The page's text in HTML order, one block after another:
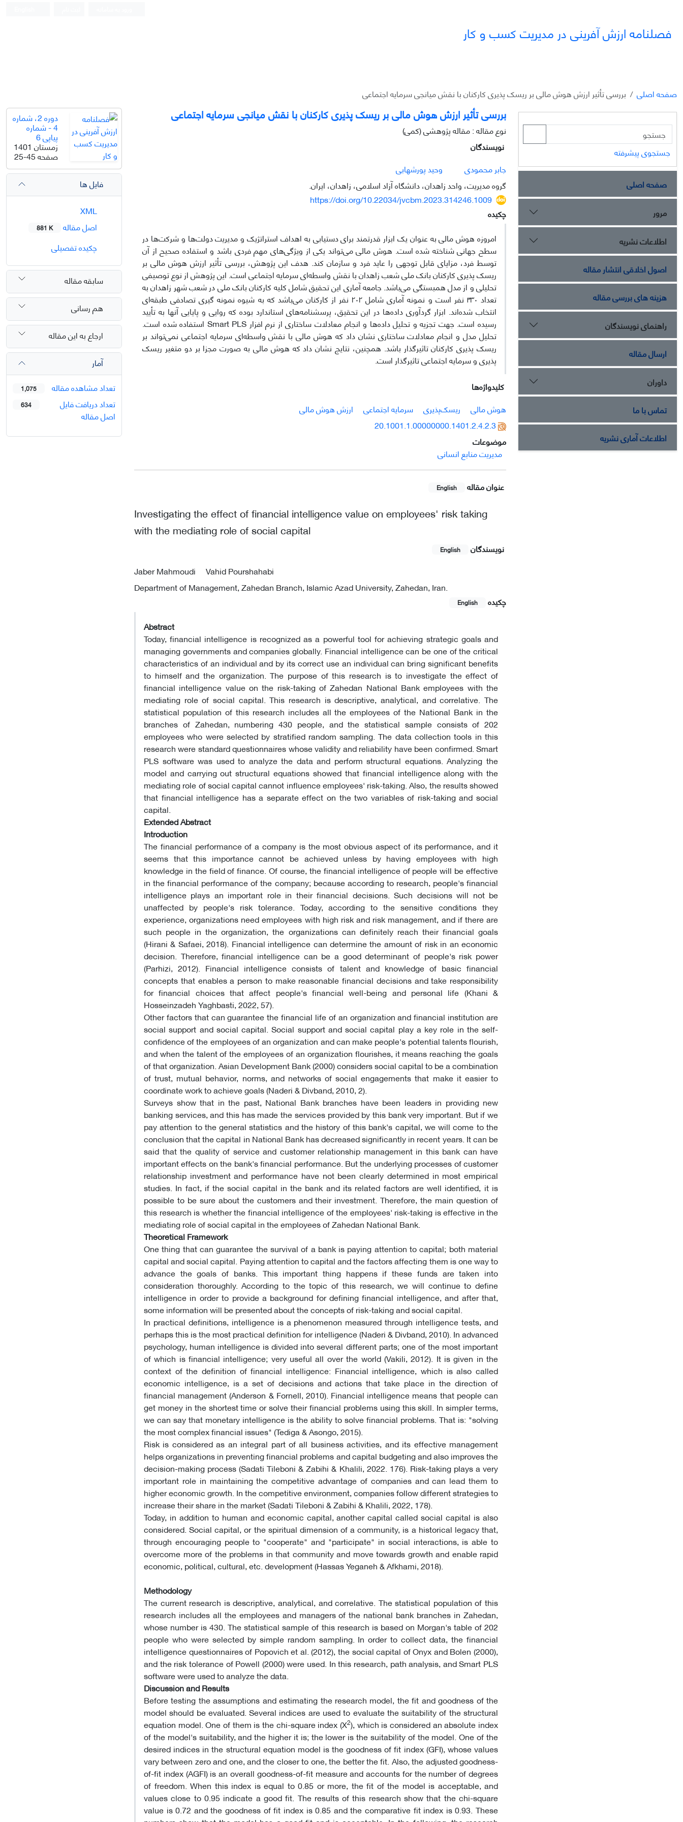
فصلنامه ارزش آفرینی در مدیریت کسب و کار
صفحه اصلی بررسی تأثیر ارزش هوش مالی بر ریسک پذیری کارکنان با نقش میانجی سرمایه اجتماعی
بررسی تأثیر ارزش هوش مالی بر ریسک پذیری کارکنان با نقش میانجی سرمایه اجتماعی
نوع مقاله : مقاله پژوهشی (کمی)
نویسندگان
جابر محمودی
وحید پورشهابی
گروه مدیریت، واحد زاهدان، دانشگاه آزاد اسلامی، زاهدان، ایران.
https://doi.org/10.22034/jvcbm.2023.314246.1009
چکیده
امروزه هوش مالی به عنوان یک ابزار قدرتمند برای دستیابی به اهداف استراتژیک و مدیریت دولت‌ها و شرکت‌ها در
سطح جهانی شناخته شده است. هوش مالی می‌تواند یکی از ویژگی‌های مهم فردی باشد و استفاده صحیح از آن
توسط فرد، مزایای قابل توجهی را عاید فرد و سازمان کند. هدف این پژوهش، بررسی تأثیر ارزش هوش مالی بر
ریسک پذیری کارکنان بانک ملی شعب زاهدان با نقش واسطه‌ای سرمایه اجتماعی است. این پژوهش از نوع توصیفی
تحلیلی و از مدل همبستگی می‌باشد. جامعه آماری این تحقیق شامل کلیه کارکنان بانک ملی در شعب شهر زاهدان به
تعداد ۴۳۰ نفر است و نمونه آماری شامل ۲۰۲ نفر از کارکنان می‌باشد که به شیوه نمونه گیری تصادفی طبقه‌ای
انتخاب شده‌اند. ابزار گردآوری داده‌ها در این تحقیق، پرسشنامه‌های استاندارد بوده که روایی و پایایی آنها به تأیید
رسیده است. جهت تجزیه و تحلیل داده‌ها و انجام معادلات ساختاری از نرم افزار Smart PLS استفاده شده است.
تحلیل مدل و انجام معادلات ساختاری نشان داد که هوش مالی با نقش واسطه‌ای سرمایه اجتماعی نمی‌تواند بر
ریسک پذیری کارکنان تاثیرگذار باشد. همچنین، نتایج نشان داد که هوش مالی به صورت مجزا بر دو متغیر ریسک
پذیری و سرمایه اجتماعی تاثیرگذار است.
کلیدواژه‌ها
هوش مالی
ریسک‌پذیری سرمایه اجتماعی
ارزش هوش مالی
20.1001.1.00000000.1401.2.4.2.3
موضوعات
مدیریت منابع انسانی
عنوان مقاله English
Investigating the effect of financial intelligence value on employees' risk taking
with the mediating role of social capital
نویسندگان English
Jaber Mahmoudi
Vahid Pourshahabi
Department of Management, Zahedan Branch, Islamic Azad University, Zahedan, Iran.
چکیده
English
Abstract
Today, financial intelligence is recognized as a powerful tool for achieving strategic goals and
managing governments and companies globally. Financial intelligence can be one of the critical
characteristics of an individual and by its correct use an individual can bring significant benefits
to himself and the organization. The purpose of this research is to investigate the effect of
financial intelligence value on the risk-taking of Zahedan National Bank employees with the
mediating role of social capital. This research is descriptive, analytical, and correlative. The
statistical population of this research includes all the employees of the National Bank in the
branches of Zahedan, numbering 430 people, and the statistical sample consists of 202
employees who were selected by stratified random sampling. The data collection tools in this
research were standard questionnaires whose validity and reliability have been confirmed. Smart
PLS software was used to analyze the data and perform structural equations. Analyzing the
model and carrying out structural equations showed that financial intelligence along with the
mediating role of social capital cannot influence employees' risk-taking. Also, the results showed
that financial intelligence has a separate effect on the two variables of risk-taking and social
capital.
Extended Abstract
Introduction
The financial performance of a company is the most obvious aspect of its performance, and it
seems that this importance cannot be achieved unless by having employees with high
knowledge in the field of finance. Of course, the financial intelligence of people will be effective
in the financial performance of the company; because according to research, people's financial
intelligence plays an important role in their financial decisions. Such decisions will not be
unaffected by people's risk tolerance. Today, according to the sensitive conditions they
experience, organizations need employees with high risk and risk management, and if there are
such people in the organization, the organizations can definitely reach their financial goals
(Hirani & Safaei, 2018). Financial intelligence can determine the amount of risk in an economic
decision. Therefore, financial intelligence can be a good determinant of people's risk power
(Parhizi, 2012). Financial intelligence consists of talent and knowledge of basic financial
concepts that enables a person to make reasonable financial decisions and take responsibility
for financial choices that affect people's financial well-being and personal life (Khani &
Hosseinzadeh Yaghbasti, 2022, 57).
Other factors that can guarantee the financial life of an organization and financial institution are
social support and social capital. Social support and social capital play a key role in the self-
confidence of the employees of an organization and can make people's potential talents flourish,
and when the talent of the employees of an organization flourishes, it means reaching the goals
of that organization. Asian Development Bank (2000) considers social capital to be a combination
of trust, mutual behavior, norms, and networks of social engagements that make it easier to
coordinate work to achieve goals (Naderi & Divband, 2010, 2).
Surveys show that in the past, National Bank branches have been leaders in providing new
banking services, and this has made the services provided by this bank very important. But if we
pay attention to the general statistics and the history of this bank's capital, we will come to the
conclusion that the capital in National Bank has decreased significantly in recent years. It can be
said that the quality of service and customer relationship management in this bank can have
important effects on the bank's financial performance. But the underlying processes of customer
relationship investment and performance have not been clearly determined in most empirical
studies. In fact, if the social capital in the bank and its related factors are well identified, it is
possible to be sure about the customers and their investment. Therefore, the main question of
this research is whether the financial intelligence of the employees' risk-taking is effective in the
mediating role of social capital in the employees of Zahedan National Bank.
Theoretical Framework
One thing that can guarantee the survival of a bank is paying attention to capital; both material
capital and social capital. Paying attention to capital and the factors affecting them is one way to
advance the goals of banks. This important thing happens if these funds are taken into
consideration thoroughly. According to the topic of this research, we will continue to define
intelligence in order to provide a background for defining financial intelligence, and after that,
some information will be presented about the concepts of risk-taking and social capital.
In practical definitions, intelligence is a phenomenon measured through intelligence tests, and
perhaps this is the most practical definition for intelligence (Naderi & Divband, 2010). In advanced
psychology, human intelligence is divided into several different parts; one of the most important
of which is financial intelligence; very useful all over the world (Vakili, 2012). It is given in the
context of the definition of financial intelligence: Financial intelligence, which is also called
economic intelligence, is a set of decisions and actions that take place in the direction of
financial management (Anderson & Fornell, 2010). Financial intelligence means that people can
get money in the shortest time or solve their financial problems using this skill. In simpler terms,
we can say that monetary intelligence is the ability to solve financial problems. That is: "solving
the most complex financial issues" (Tediga & Asongo, 2015).
Risk is considered as an integral part of all business activities, and its effective management
helps organizations in preventing financial problems and capital budgeting and also improves the
decision-making process (Sadati Tileboni & Zabihi & Khalili, 2022. 176). Risk-taking plays a very
important role in maintaining the competitive advantage of companies and can lead them to
higher economic growth. In the competitive environment, companies follow different strategies to
increase their share in the market (Sadati Tileboni & Zabihi & Khalili, 2022, 178).
Today, in addition to human and economic capital, another capital called social capital is also
considered. Social capital, or the spiritual dimension of a community, is a historical legacy that,
through encouraging people to "cooperate" and "participate" in social interactions, is able to
overcome more of the problems in that community and move towards growth and enable rapid
economic, political, cultural, etc. development (Hassas Yeganeh & Afkhami, 2018).
Methodology
The current research is descriptive, analytical, and correlative. The statistical population of this
research includes all the employees and managers of the national bank branches in Zahedan,
whose number is 430. The statistical sample of this research is based on Morgan's table of 202
people who were selected by simple random sampling. In order to collect data, the financial
intelligence questionnaires of Popovich et al. (2012), the social capital of Onyx and Bolen (2000),
and the risk tolerance of Powell (2000) were used. In this research, path analysis, and Smart PLS
software were used to analyze the data.
Discussion and Results
Before testing the assumptions and estimating the research model, the fit and goodness of the
model should be evaluated. Several indices are used to evaluate the suitability of the structural
equation model. One of them is the chi-square index (X2), which is considered an absolute index
of the model's suitability, and the higher it is; the lower is the suitability of the model. One of the
desired indices in the structural equation model is the goodness of fit index (GFI), whose values
vary between zero and one, and the closer to one, the better the fit. Also, the adjusted goodness-
of-fit index (AGFI) is an overall goodness-of-fit measure and accounts for the number of degrees
of freedom. When this index is equal to 0.85 or more, the fit of the model is acceptable, and
values close to 0.95 indicate a good fit. The results of this research show that the chi-square
value is 0.72 and the goodness of fit index is 0.85 and the comparative fit index is 0.93. These
دوره 2، شماره
4 - شماره
پیاپی 6
زمستان 1401
صفحه25-45
فایل ها
اصل مقاله
881 K
چکیده تفصیلی
سابقه مقاله
هم رسانی
ارجاع به این مقاله
آمار
تعداد مشاهده مقاله
1,075
تعداد دریافت فایل
اصل مقاله
634
جستجوی پیشرفته
صفحه اصلی
مرور
اطلاعات نشریه
اصول اخلاقی انتشار مقاله
هزینه های بررسی مقاله
راهنمای نویسندگان
ارسال مقاله
داوران
تماس با ما
اطلاعات آماری نشریه